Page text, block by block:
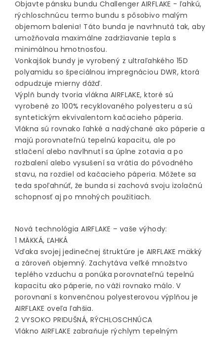
Objavte pánsku bundu Challenger AIRFLAKE - ľahkú,
rýchloschnúcu termo bundu s pôsobivo malým
objemom balenia! Táto bunda je navrhnutá tak, aby
umožňovala maximálne zadržiavanie tepla s
minimálnou hmotnosťou.
Vonkajšok bundy je vyrobený z ultraľahkého 15D
polyamidu so špeciálnou impregnáciou DWR, ktorá
odpudzuje mierny dážď.
Výplň bundy tvoria vlákna AIRFLAKE, ktoré sú
vyrobené zo 100% recyklovaného polyesteru a sú
syntetickým ekvivalentom kačacieho páperia.
Vlákna sú rovnako ľahké a nadýchané ako páperie a
majú porovnateľnú tepelnú kapacitu, ale po
stlačení alebo navlhnutí sa úplne zotavia a po
rozbalení alebo vysušení sa vrátia do pôvodného
stavu, na rozdiel od kačacieho páperia. Môžete sa
teda spoľahnúť, že bunda si zachová svoju izolačnú
schopnosť aj po mnohých použitiach.
Nová technológia AIRFLAKE – vaše výhody:
1 MÄKKÁ, ĽAHKÁ
Vďaka svojej jedinečnej štruktúre je AIRFLAKE mäkký
a zároveň objemný. Zachytáva veľké množstvo
teplého vzduchu a ponúka porovnateľnú tepelnú
kapacitu ako páperie, no váži rovnako málo. V
porovnaní s konvenčnou polyesterovou výplňou je
AIRFLAKE oveľa ľahšia.
2 VYSOKO PRIDUŠNÁ, RÝCHLOSCHNÚCA
Vlákno AIRFLAKE zabraňuje rýchlym tepelným